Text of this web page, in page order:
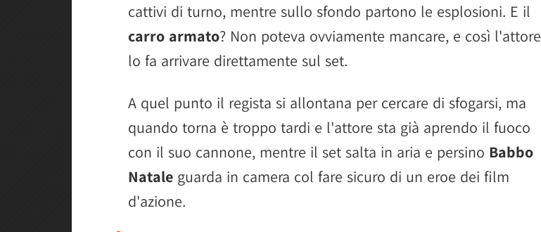
cattivi di turno, mentre sullo sfondo partono le esplosioni. E il
carro armato? Non poteva ovviamente mancare, e così l'attore
lo fa arrivare direttamente sul set.
A quel punto il regista si allontana per cercare di sfogarsi, ma
quando torna è troppo tardi e l'attore sta già aprendo il fuoco
con il suo cannone, mentre il set salta in aria e persino Babbo
Natale guarda in camera col fare sicuro di un eroe dei film
d'azione.